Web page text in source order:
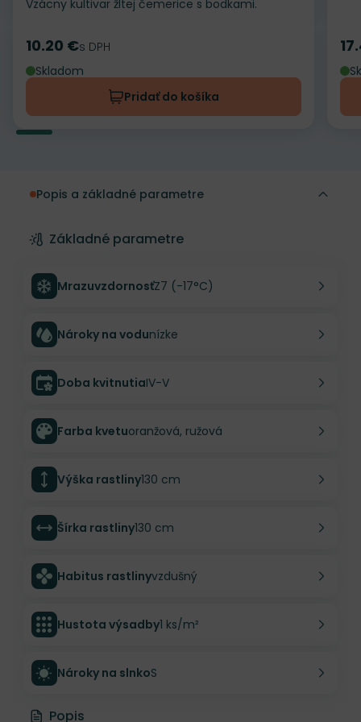
Vzácny kultivar žltej čemerice s bodkami.
Cena
10.20 €s DPH
Skladom
Pridať do košíka
Popis a základné parametre
Základné parametre
MrazuvzdornosťZ7 (-17°C)
Nároky na vodunízke
Doba kvitnutiaIV-V
Farba kvetuoranžová, ružová
Výška rastliny130 cm
Šírka rastliny130 cm
Habitus rastlinyvzdušný
Hustota výsadby1 ks/m²
Nároky na slnkoS
Popis